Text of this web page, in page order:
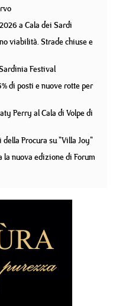
a Cala dei Sardi
viabilità. Strade chiuse e
Festival
di posti e nuove rotte per
Perry al Cala di Volpe di
Procura su "Villa Joy"
la nuova edizione di Forum